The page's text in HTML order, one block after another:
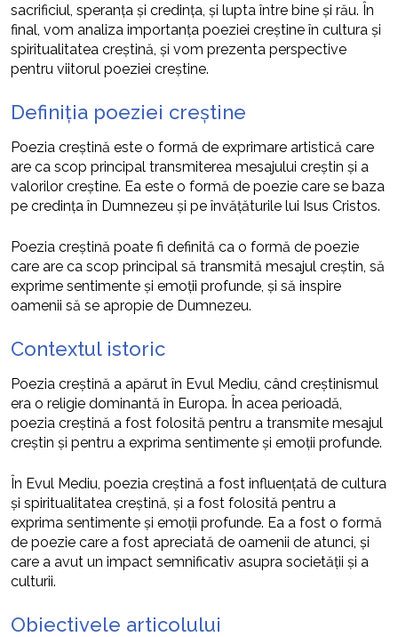
sacrificiul, speranța și credința, și lupta între bine și rău. În
final, vom analiza importanța poeziei creștine în cultura și
spiritualitatea creștină, și vom prezenta perspective
pentru viitorul poeziei creștine.
Definiția poeziei creștine
Poezia creștină este o formă de exprimare artistică care
are ca scop principal transmiterea mesajului creștin și a
valorilor creștine. Ea este o formă de poezie care se baza
pe credința în Dumnezeu și pe învățăturile lui Isus Cristos.
Poezia creștină poate fi definită ca o formă de poezie
care are ca scop principal să transmită mesajul creștin, să
exprime sentimente și emoții profunde, și să inspire
oamenii să se apropie de Dumnezeu.
Contextul istoric
Poezia creștină a apărut în Evul Mediu, când creștinismul
era o religie dominantă în Europa. În acea perioadă,
poezia creștină a fost folosită pentru a transmite mesajul
creștin și pentru a exprima sentimente și emoții profunde.
În Evul Mediu, poezia creștină a fost influențată de cultura
și spiritualitatea creștină, și a fost folosită pentru a
exprima sentimente și emoții profunde. Ea a fost o formă
de poezie care a fost apreciată de oamenii de atunci, și
care a avut un impact semnificativ asupra societății și a
culturii.
Obiectivele articolului